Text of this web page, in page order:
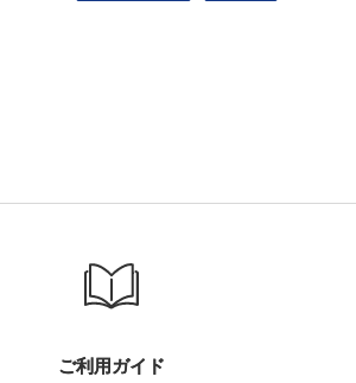
ご利用ガイド